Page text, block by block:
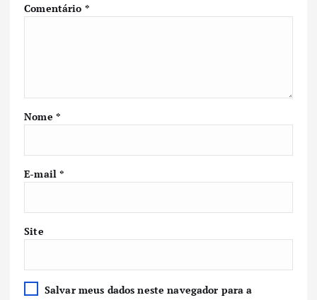
Comentário *
Nome *
E-mail*
Site
Salvar meus dados neste navegador para a